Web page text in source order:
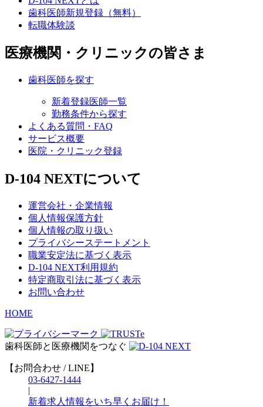
歯科医師新規登録（無料）
転職体験談
医療機関・クリニックの皆さま
歯科医師を探す
新着登録医師一覧
勤務条件から探す
よくある質問・FAQ
サービス概要
医院・クリニック登録
D-104 NEXTについて
運営会社・企業情報
個人情報保護方針
個人情報の取り扱い
プライバシーステートメント
職業安定法に基づく表示
D-104 NEXT利用規約
特定商取引法に基づく表示
お問い合わせ
HOME
歯科医師と医療機関をつなぐ
【お問合わせ / LINE】
03-6427-1444
|
新着求人情報をいち早くお届け！